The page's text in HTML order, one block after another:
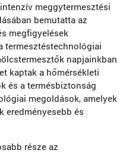
meggytermesztési
bemutatta az
megfigyelések
termesztéstechnológiai
napjainkban
kaptak a hőmérsékleti
és a termésbiztonság
megoldások, amelyek
eredményesebb és
része az